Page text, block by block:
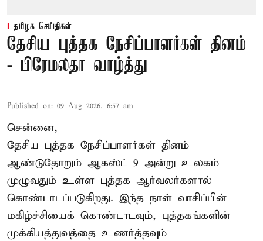
தமிழக செய்திகள்
தேசிய புத்தக நேசிப்பாளர்கள் தினம்
- பிரேமலதா வாழ்த்து
Published on: 09 Aug 2026, 6:57 am
சென்னை,
தேசிய புத்தக நேசிப்பாளர்கள் தினம்
ஆண்டுதோறும் ஆகஸ்ட் 9 அன்று உலகம்
முழுவதும் உள்ள புத்தக ஆர்வலர்களால்
கொண்டாடப்படுகிறது. இந்த நாள் வாசிப்பின்
மகிழ்ச்சியைக் கொண்டாடவும், புத்தகங்களின்
முக்கியத்துவத்தை உணர்த்தவும்